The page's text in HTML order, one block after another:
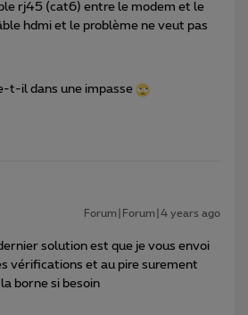
rj45 (cat6) entre le modem et le
hdmi et le problème ne veut pas
t-il dans une impasse
Forum|Forum|4 years ago
solution est que je vous envoi
vérifications et au pire surement
borne si besoin